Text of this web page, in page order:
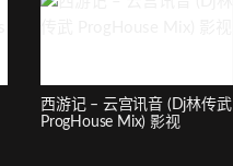
西游记 – 云宫讯音 (Dj林传武
ProgHouse Mix) 影视